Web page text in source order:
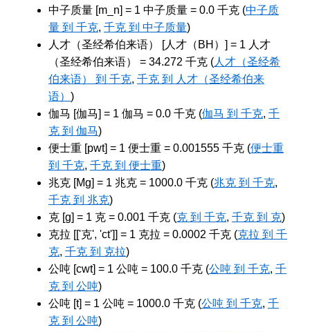
中子质量 [m_n] = 1 中子质量 = 0.0 千克 (中子质
量 到 千克, 千克 到 中子质量)
人才（圣经希伯来语） [人才（BH）] = 1 人才
（圣经希伯来语） = 34.272 千克 (人才（圣经希
伯来语） 到 千克, 千克 到 人才（圣经希伯来
语） )
伽马 [伽马] = 1 伽马 = 0.0 千克 (伽马 到 千克, 千
克 到 伽马)
便士重 [pwt] = 1 便士重 = 0.001555 千克 (便士重
到 千克, 千克 到 便士重)
兆克 [Mg] = 1 兆克 = 1000.0 千克 (兆克 到 千克,
千克 到 兆克)
克 [g] = 1 克 = 0.001 千克 (克 到 千克, 千克 到 克)
克拉 [['克', 'ct']] = 1 克拉 = 0.0002 千克 (克拉 到 千
克, 千克 到 克拉)
公吨 [cwt] = 1 公吨 = 100.0 千克 (公吨 到 千克, 千
克 到 公吨)
公吨 [t] = 1 公吨 = 1000.0 千克 (公吨 到 千克, 千
克 到 公吨)